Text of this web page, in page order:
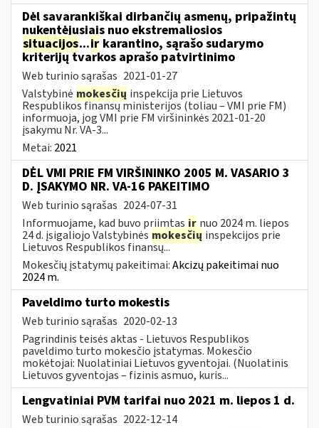
Dėl savarankiškai dirbančių asmenų, pripažintų
nukentėjusiais nuo ekstremaliosios
situacijos...ir karantino, sąrašo sudarymo
kriterijų tvarkos aprašo patvirtinimo
Web turinio sąrašas 2021-01-27
Valstybinė mokesčių inspekcija prie Lietuvos
Respublikos finansų ministerijos (toliau – VMI prie FM)
informuoja, jog VMI prie FM viršininkės 2021-01-20
įsakymu Nr. VA-3...
Metai: 2021
DĖL VMI PRIE FM VIRŠININKO 2005 M. VASARIO 3
D. ĮSAKYMO NR. VA-16 PAKEITIMO
Web turinio sąrašas 2024-07-31
Informuojame, kad buvo priimtas ir nuo 2024 m. liepos
24 d. įsigaliojo Valstybinės mokesčių inspekcijos prie
Lietuvos Respublikos finansų...
Mokesčių įstatymų pakeitimai:Akcizų pakeitimai nuo
2024 m.
Paveldimo turto mokestis
Web turinio sąrašas 2020-02-13
Pagrindinis teisės aktas - Lietuvos Respublikos
paveldimo turto mokesčio įstatymas. Mokesčio
mokėtojai: Nuolatiniai Lietuvos gyventojai. (Nuolatinis
Lietuvos gyventojas – fizinis asmuo, kuris...
Lengvatiniai PVM tarifai nuo 2021 m. liepos 1 d.
Web turinio sąrašas 2022-12-14